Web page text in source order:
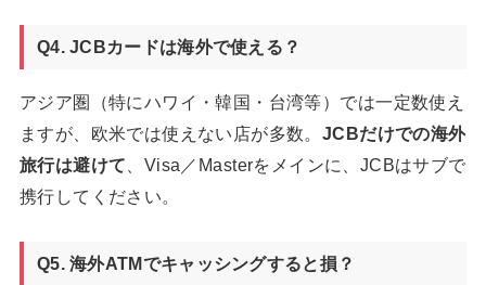
Q4. JCBカードは海外で使える？
アジア圏（特にハワイ・韓国・台湾等）では一定数使え
ますが、欧米では使えない店が多数。 JCBだけでの海外
旅行は避けて 、Visa／Masterをメインに、JCBはサブで
携行してください。
Q5. 海外ATMでキャッシングすると損？